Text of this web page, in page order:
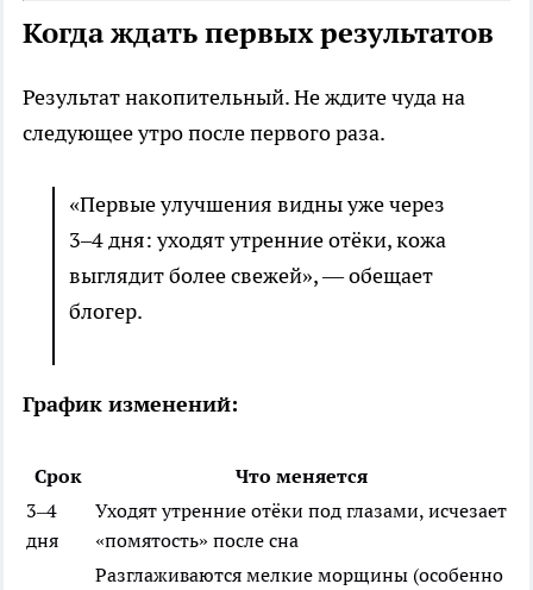
Когда ждать первых результатов
Результат накопительный. Не ждите чуда на
следующее утро после первого раза.
«Первые улучшения видны уже через
3–4 дня: уходят утренние отёки, кожа
выглядит более свежей», — обещает
блогер.
График изменений:
Срок
Что меняется
3–4
дня
Уходят утренние отёки под глазами, исчезает
«помятость» после сна
Разглаживаются мелкие морщины (особенно